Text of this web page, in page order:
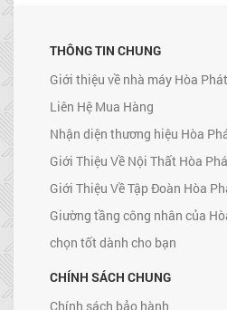
THÔNG TIN CHUNG
Giới thiệu về nhà máy Hòa Phát
Liên Hệ Mua Hàng
Nhận diện thương hiệu Hòa
Giới Thiệu Về Nội Thất Hòa
Giới Thiệu Về Tập Đoàn Hòa
Giường tầng công nhân của
chọn tốt dành cho bạn
CHÍNH SÁCH CHUNG
Chính sách bảo hành